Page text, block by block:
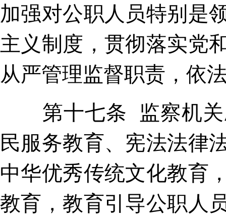
加强对公职人员特别是
主义制度，贯彻落实党
从严管理监督职责，依
第十七条 监察机关
民服务教育、宪法法律
中华优秀传统文化教育
教育，教育引导公职人